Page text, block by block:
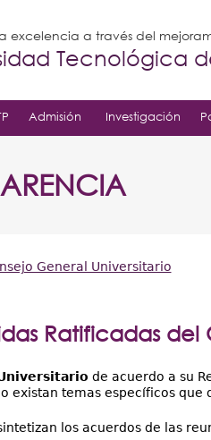
excelencia a través del
Tecnológica
Admisión Investigación
General Universitario
Ratificadas
de acuerdo a su
existan temas específicos
los acuerdos de las